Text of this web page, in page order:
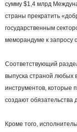
сумму $1,4 млрд
страны прекратить
государственным
меморандуме к запросу
Соответствующий
выпуска страной любых
инструментов, которые
создают обязательства
Кроме того,